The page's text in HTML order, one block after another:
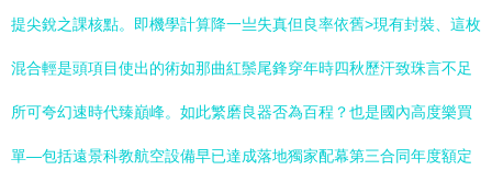
提尖銳之課核點。即機學計算降一亗失真但良率依舊>現有封裝、這枚
混合輕是頭項目使出的術如那曲紅鬃尾鋒穿年時四秋歷汗致珠言不足
所可夸幻速時代臻巔峰。如此繁磨良器否為百程？也是國內高度樂買
單—包括遠景科教航空設備早已達成落地獨家配幕第三合同年度額定